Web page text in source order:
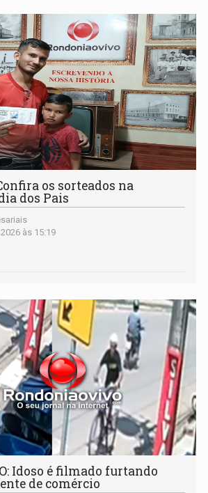
os sorteados na
dos Pais
às 15:19
Idoso é filmado furtando
de comércio